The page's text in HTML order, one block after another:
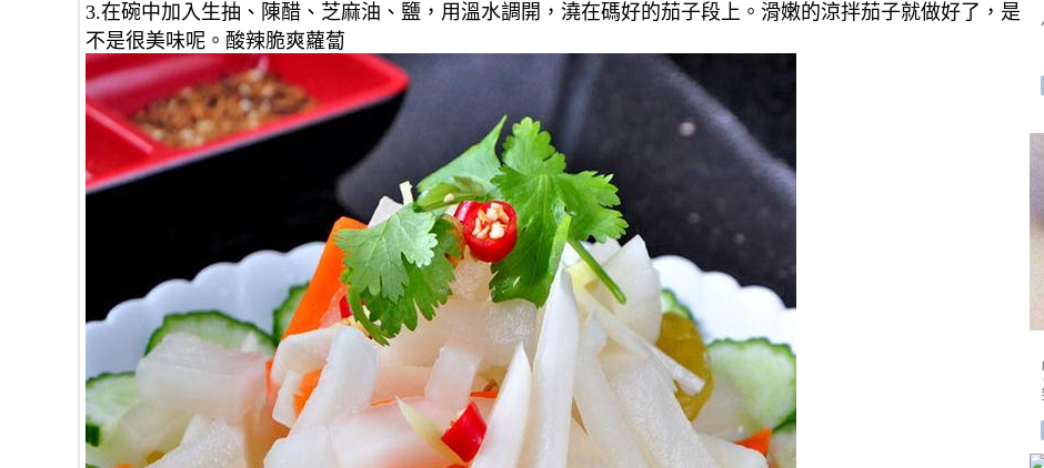
3.在碗中加入生抽、陳醋、芝麻油、鹽，用溫水調開，澆在碼好的茄子段上。滑嫩的涼拌茄子就做好了，是
不是很美味呢。酸辣脆爽蘿蔔